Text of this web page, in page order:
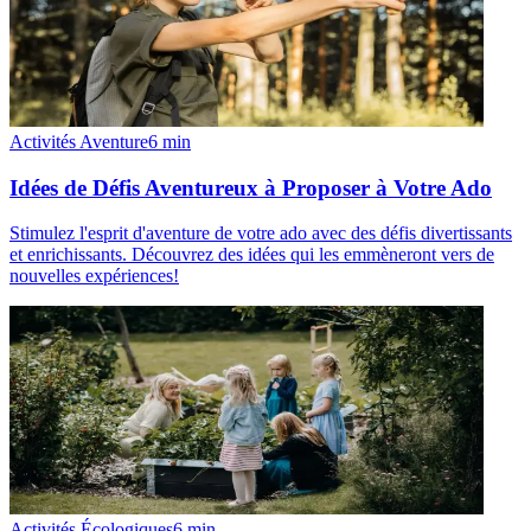
Activités Aventure6 min
Idées de Défis Aventureux à Proposer à Votre Ado
Stimulez l'esprit d'aventure de votre ado avec des défis divertissants
et enrichissants. Découvrez des idées qui les emmèneront vers de
nouvelles expériences!